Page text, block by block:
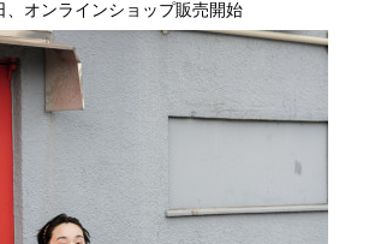
オンラインショップ販売開始